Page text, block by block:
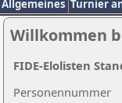
Allgemeines Turnier
Willkommen
Personennummer
FIDE-Elolisten